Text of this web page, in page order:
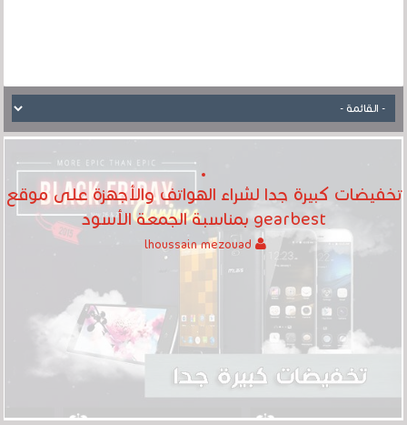
تخفيضات كبيرة جدا لشراء الهواتف والأجهزة على موقع
gearbest بمناسبة الجمعة الأسود